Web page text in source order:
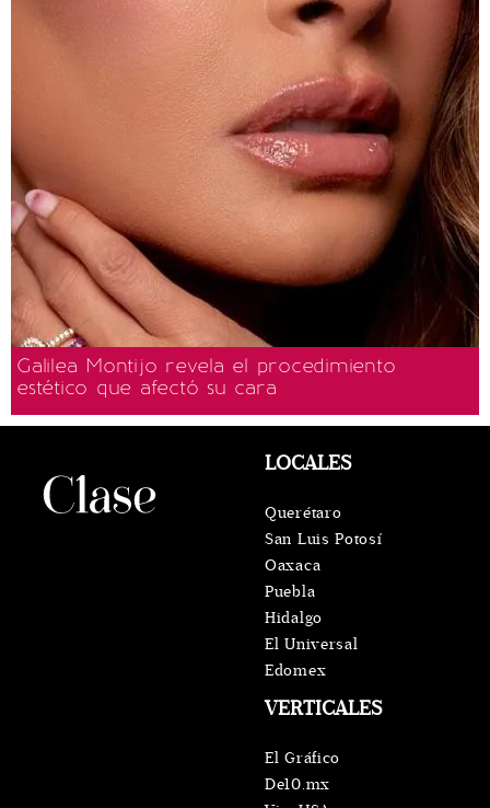
Galilea Montijo revela el procedimiento
estético que afectó su cara
VERTICALES
El Gráfico
De10.mx
LOCALES
Querétaro
San Luis Potosí
Oaxaca
Puebla
Hidalgo
El Universal
Edomex